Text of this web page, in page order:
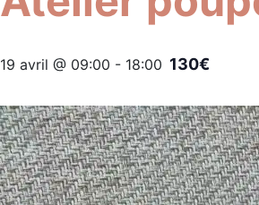
19 avril @ 09:00 - 18:00 130€